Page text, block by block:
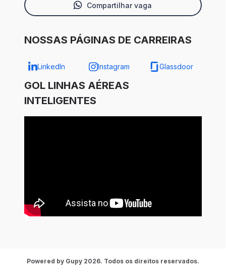
Compartilhar vaga
NOSSAS PÁGINAS DE CARREIRAS
LinkedIn Instagram Glassdoor
GOL LINHAS AÉREAS
INTELIGENTES
Powered by Gupy 2026. Todos os direitos reservados.